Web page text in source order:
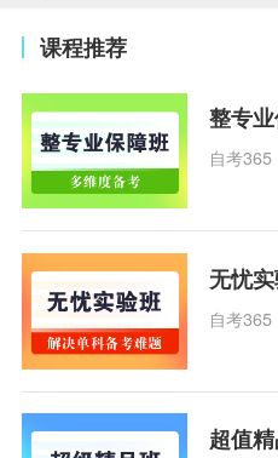
课程推荐
整专
自考365
无忧
自考365
超值